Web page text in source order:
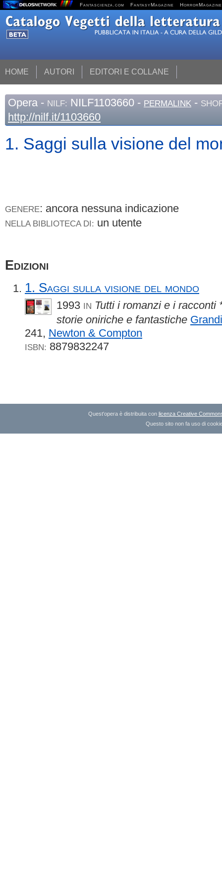
Fantascienza.com FantasyMagazine HorrorMagazine
HOME AUTORI EDITORI E COLLANE
Opera - NILF: NILF1103660 - PERMALINK -
http://nilf.it/1103660
1. Saggi sulla visione del
GENERE: ancora nessuna indicazione
NELLA BIBLIOTECA DI: un utente
Edizioni
1. Saggi sulla visione del mondo
1993 IN Tutti i romanzi e i racconti
storie oniriche e fantastiche
241, Newton & Compton
ISBN: 8879832247
Quest'opera è distribuita con licenza Creative
Questo sito non fa uso di